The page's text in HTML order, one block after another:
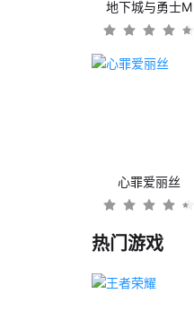
地下城与勇士M
心罪爱丽丝
热门游戏